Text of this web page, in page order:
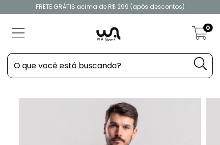
FRETE GRÁTIS acima de R$ 299 (após descontos)
0